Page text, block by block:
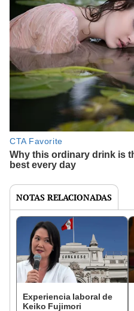
NOTAS RELACIONADAS
Experiencia laboral de
Keiko Fujimori